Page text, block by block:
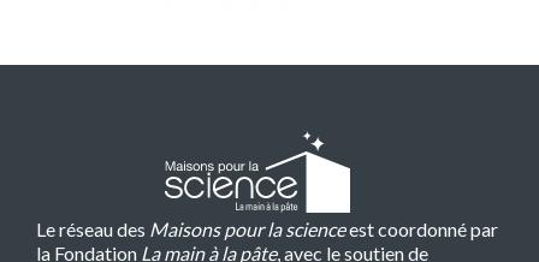
Le réseau des Maisons pour la scienceest coordonné par
la Fondation La main à la pâte, avec le soutien de